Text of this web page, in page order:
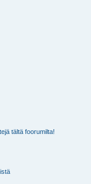
tältä foorumilta!